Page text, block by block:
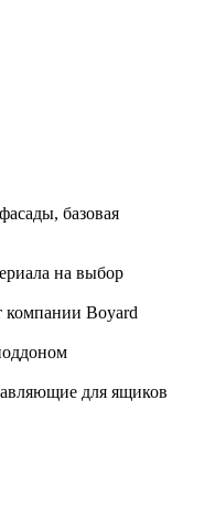
базовая
на выбор
компании Boyard
для ящиков